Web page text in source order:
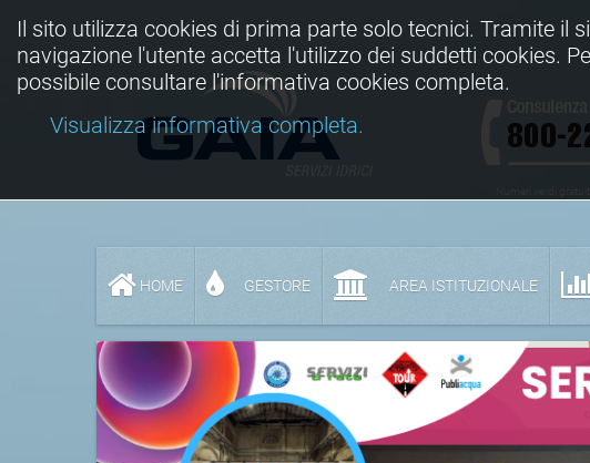
HOME GESTORE AREA ISTITUZIONALE
Il sito utilizza cookies di prima parte solo tecnici. Tramite il
navigazione l'utente accetta l'utilizzo dei suddetti cookies.
possibile consultare l'informativa cookies completa.
Visualizza informativa completa.